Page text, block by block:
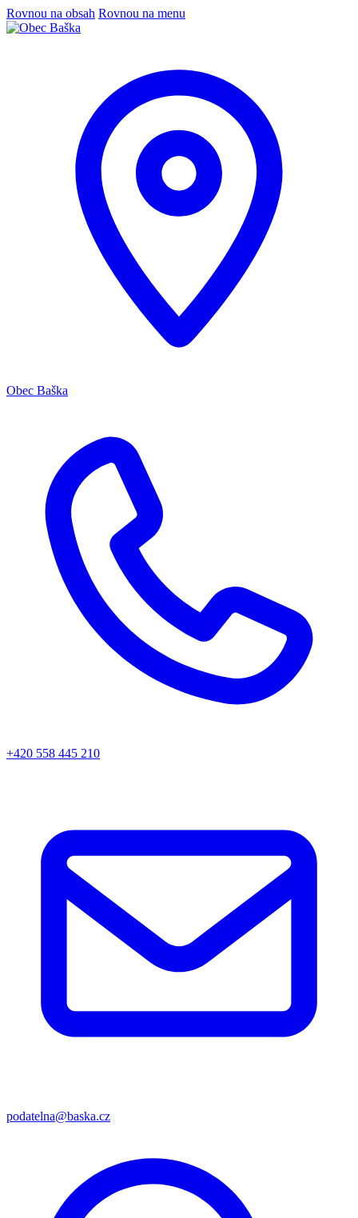
Rovnou na obsah Rovnou na menu
Obec Baška
+420 558 445 210
podatelna@baska.cz